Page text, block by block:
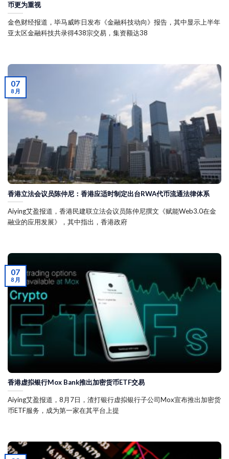
币更为重视
金色财经报道，毕马威昨日发布《金融科技动向》报告，其中显示上半年
亚太区金融科技共录得438宗交易，集资额达38
香港立法会议员陈仲尼：香港应适时制定出台RWA代币流通法律体系
Aiying艾盈报道，香港民建联立法会议员陈仲尼撰文《赋能Web3.0在金
融业的应用发展》，其中指出，香港政府
07
8 月
香港虚拟银行Mox Bank推出加密货币ETF交易
Aiying艾盈报道，8月7日，渣打银行虚拟银行子公司Mox宣布推出加密货
币ETF服务，成为第一家在其平台上提
07
8 月